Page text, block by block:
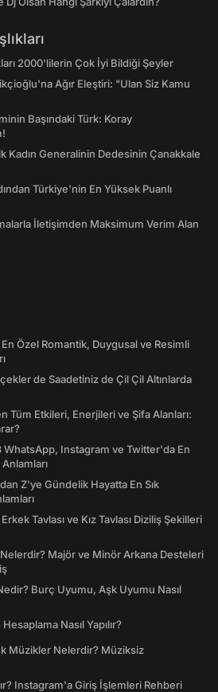
2000'lilerin Çok İyi Bildiği Şeyler
Ağır Eleştiri: "Ulan Siz Kamu
Başındaki Türk: Koray
Kadın Generalinin Dedesinin Çanakkale
Türkiye'nin En Yüksek Puanlı
İletişimden Maksimum Verim Alan
Özel Romantik, Duygusal ve Resimli
de Saadetiniz de Çil Çil Altınlarda
Tüm Etkileri, Enerjileri ve Şifa Alanları:
WhatsApp, Instagram ve Twitter'da En
Z'ye Gündelik Hayatta En Sık
Tavlası ve Kız Tavlası Diziliş Şekilleri
Nelerdir? Majör ve Minör Arkana Desteleri
Burç Uyumu, Aşk Uyumu Nasıl
Nasıl Yapılır?
Müzikler Nelerdir? Müziksiz
Instagram'a Giriş İşlemleri Rehberi